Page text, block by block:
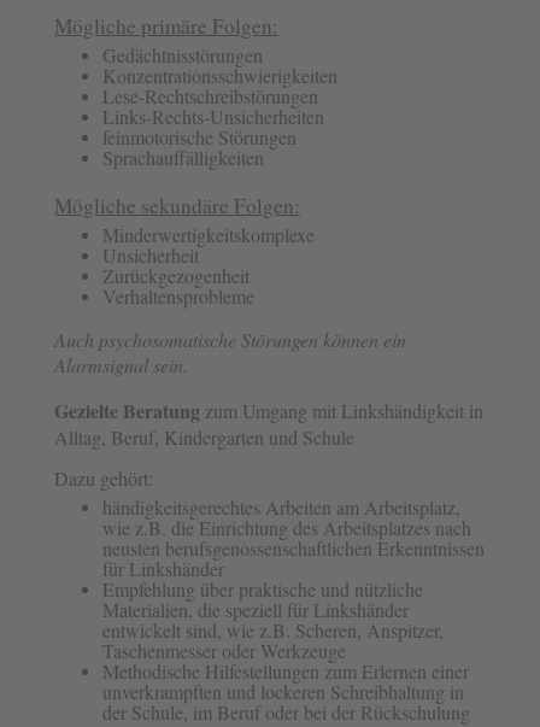
Mögliche primäre Folgen:
Gedächtnisstörungen
Konzentrationsschwierigkeiten
Lese-Rechtschreibstörungen
Links-Rechts-Unsicherheiten
feinmotorische Störungen
Sprachauffälligkeiten
Mögliche sekundäre Folgen:
Minderwertigkeitskomplexe
Unsicherheit
Zurückgezogenheit
Verhaltensprobleme
Auch psychosomatische Störungen können ein
Alarmsignal sein.
Gezielte Beratung zum Umgang mit Linkshändigkeit in
Alltag, Beruf, Kindergarten und Schule
Dazu gehört:
händigkeitsgerechtes Arbeiten am Arbeitsplatz,
wie z.B. die Einrichtung des Arbeitsplatzes nach
neusten berufsgenossenschaftlichen Erkenntnissen
für Linkshänder
Empfehlung über praktische und nützliche
Materialien, die speziell für Linkshänder
entwickelt sind, wie z.B. Scheren, Anspitzer,
Taschenmesser oder Werkzeuge
Methodische Hilfestellungen zum Erlernen einer
unverkrampften und lockeren Schreibhaltung in
der Schule, im Beruf oder bei der Rückschulung